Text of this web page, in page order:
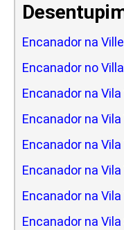
Encanador na
Encanador no
Encanador na
Encanador na
Encanador na
Encanador na
Encanador na
Encanador na Vila